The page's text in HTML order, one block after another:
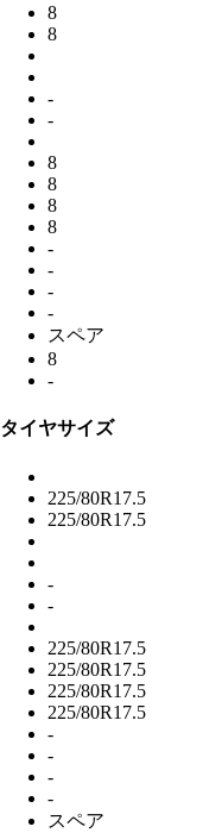
8
8
-
-
8
8
8
8
-
-
-
-
スペア
8
-
タイヤサイズ
225/80R17.5
225/80R17.5
-
-
225/80R17.5
225/80R17.5
225/80R17.5
225/80R17.5
-
-
-
-
スペア